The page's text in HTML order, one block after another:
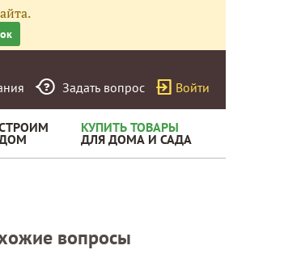
ок
Задать вопрос Войти
КУПИТЬ ТОВАРЫ
ДЛЯ ДОМА И САДА
вопросы